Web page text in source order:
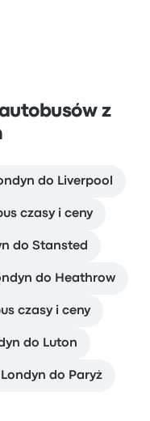
z
do Liverpool
czasy i ceny
do Stansted
do Heathrow
czasy i ceny
do Luton
do Paryż